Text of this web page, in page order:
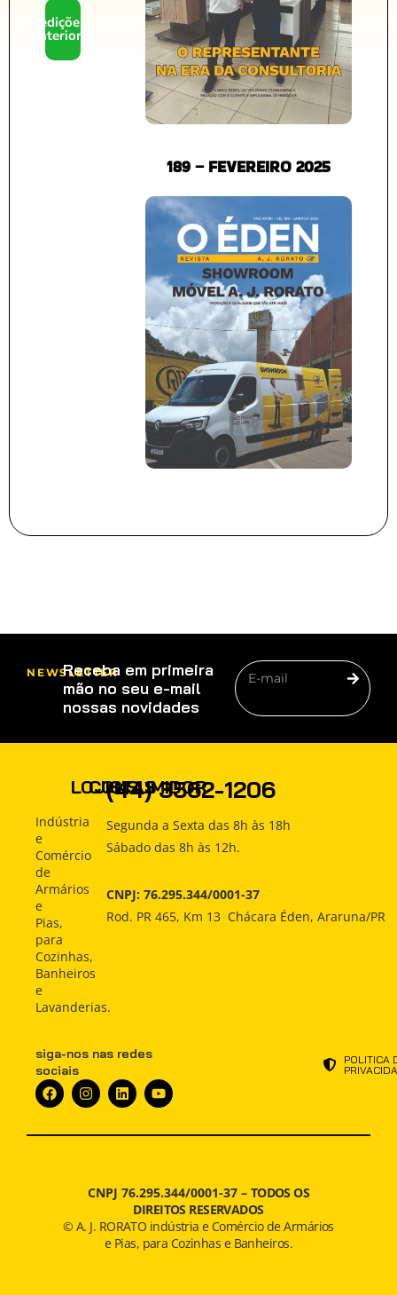
edições
anteriores
189 – FEVEREIRO 2025
NEWSLETTER
Receba em primeira
mão no seu e-mail
nossas novidades
Indústria
e
Comércio
de
Armários
e
Pias,
para
Cozinhas,
Banheiros
e
Lavanderias.
LOJISTAS
Produtos
Como
Indústria
Notícias
CONSUMIDOR
Produtos
Como
Indústria
Notícias
PRODUTOS
COMO
COMPRAR
ATENDIMENTO
(44) 3562-1206
Segunda a Sexta das 8h às 18h
Sábado das 8h às 12h.
CNPJ: 76.295.344/0001-37
Rod. PR 465, Km 13 Chácara Éden, Araruna/PR
siga-nos nas redes
sociais
POLITICA
CNPJ 76.295.344/0001-37 – TODOS OS
DIREITOS RESERVADOS
© A. J. RORATO indústria e Comércio de Armários
e Pias, para Cozinhas e Banheiros.